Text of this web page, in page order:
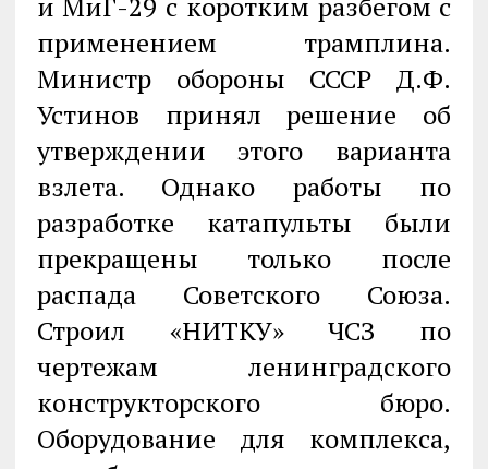
применением трамплина.
Министр обороны СССР Д.Ф.
Устинов принял решение об
утверждении этого варианта
взлета. Однако работы по
разработке катапульты были
прекращены только после
распада Советского Союза.
Строил «НИТКУ» ЧСЗ по
чертежам ленинградского
конструкторского бюро.
Оборудование для комплекса,